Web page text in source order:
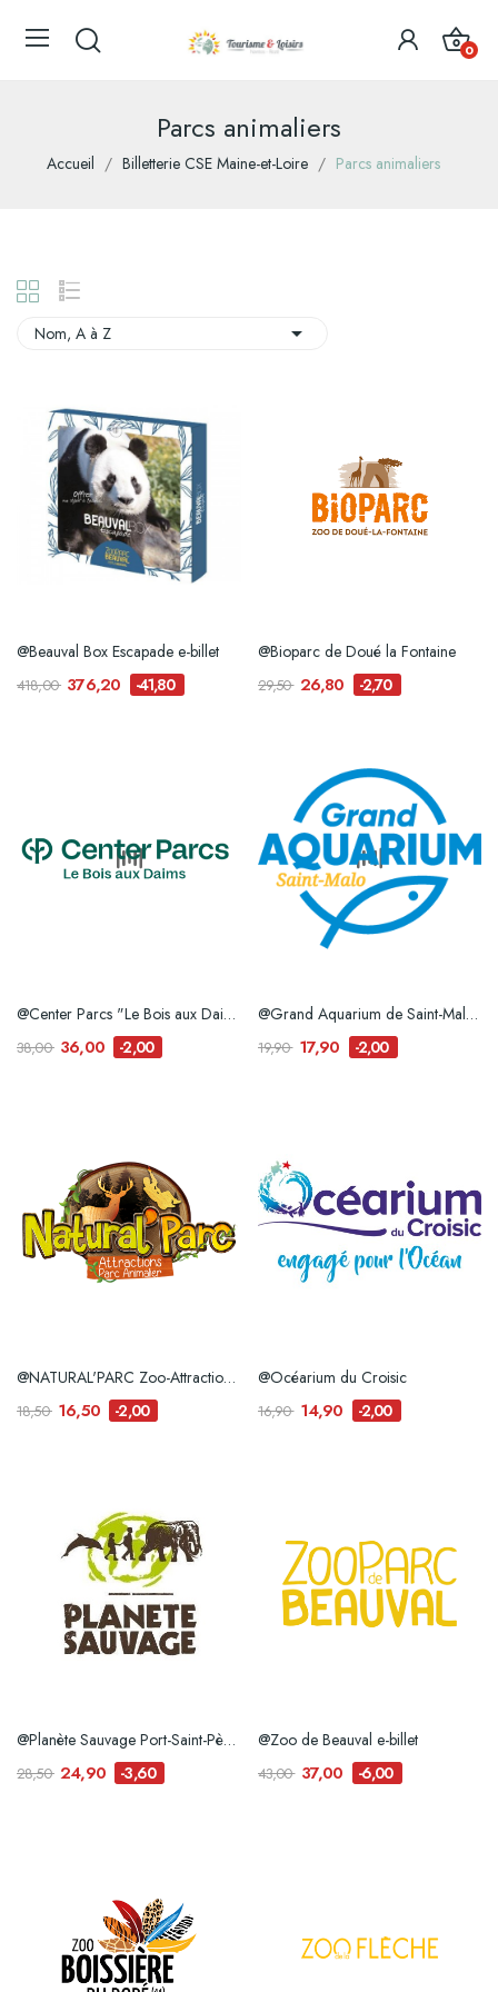
0
Parcs animaliers
Accueil Billetterie CSE Maine-et-Loire Parcs animaliers
Nom, A à Z 
@Beauval Box Escapade e-billet
418,00 376,20 -41,80
@Bioparc de Doué la Fontaine
29,50 26,80 -2,70
@Center Parcs "Le Bois aux Daims" – 1 journée
38,00 36,00 -2,00
@Grand Aquarium de Saint-Malo e-billet
19,90 17,90 -2,00
@NATURAL'PARC Zoo-Attraction e-billet
18,50 16,50 -2,00
@Océarium du Croisic
16,90 14,90 -2,00
@Planète Sauvage Port-Saint-Père e.billet
28,50 24,90 -3,60
@Zoo de Beauval e-billet
43,00 37,00 -6,00